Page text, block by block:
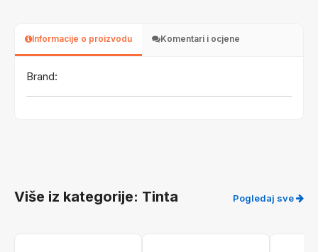
Informacije o proizvodu Komentari i ocjene
Brand:
Više iz kategorije: Tinta Pogledaj sve